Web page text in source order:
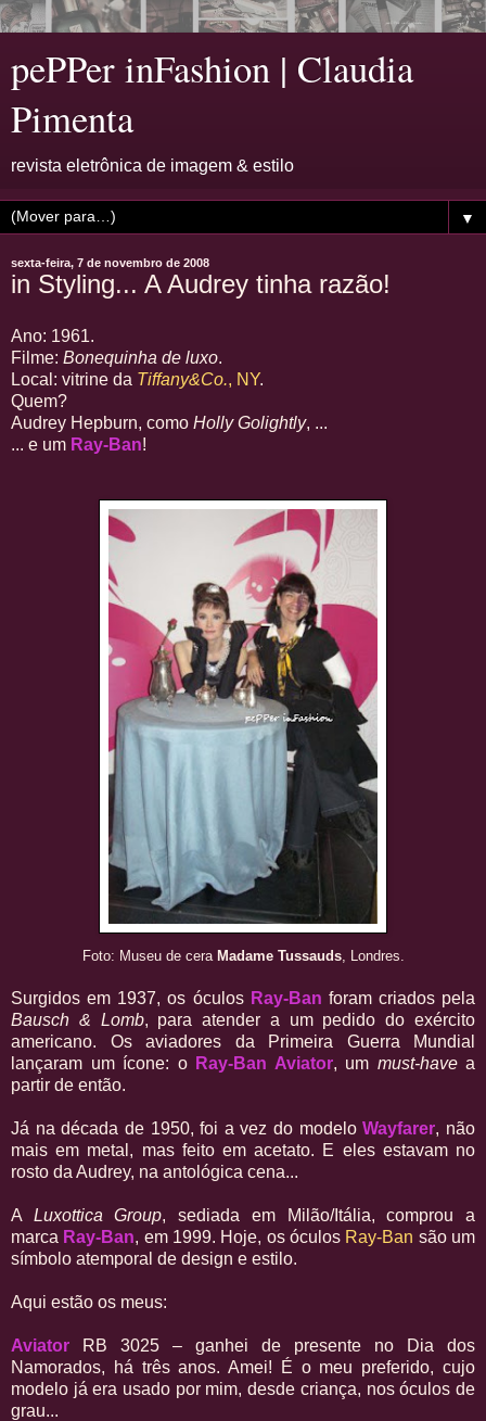
pePPer inFashion | Claudia
Pimenta
revista eletrônica de imagem & estilo
▼
sexta-feira, 7 de novembro de 2008
in Styling... A Audrey tinha razão!
Ano: 1961.
Filme: Bonequinha de luxo.
Local: vitrine da Tiffany&Co., NY.
Quem?
Audrey Hepburn, como Holly Golightly, ...
... e um Ray-Ban!
Foto: Museu de cera Madame Tussauds, Londres.
Surgidos em 1937, os óculos Ray-Ban foram criados pela
Bausch & Lomb, para atender a um pedido do exército
americano. Os aviadores da Primeira Guerra Mundial
lançaram um ícone: o Ray-Ban Aviator, um must-havea
partir de então.
Já na década de 1950, foi a vez do modeloWayfarer, não
mais em metal, mas feito em acetato. E eles estavam no
rosto da Audrey, na antológica cena...
A Luxottica Group, sediada em Milão/Itália, comprou a
marca Ray-Ban, em 1999. Hoje, os óculos Ray-Ban são um
símbolo atemporal de design e estilo.
Aqui estão os meus:
Aviator RB 3025 – ganhei de presente no Dia dos
Namorados, há três anos. Amei! É o meu preferido, cujo
modelo já era usado por mim, desde criança, nos óculos de
grau...